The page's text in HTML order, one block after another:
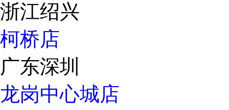
浙江绍兴
柯桥店
广东深圳
龙岗中心城店